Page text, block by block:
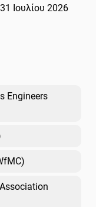
Ιουλίου 2026
Engineers